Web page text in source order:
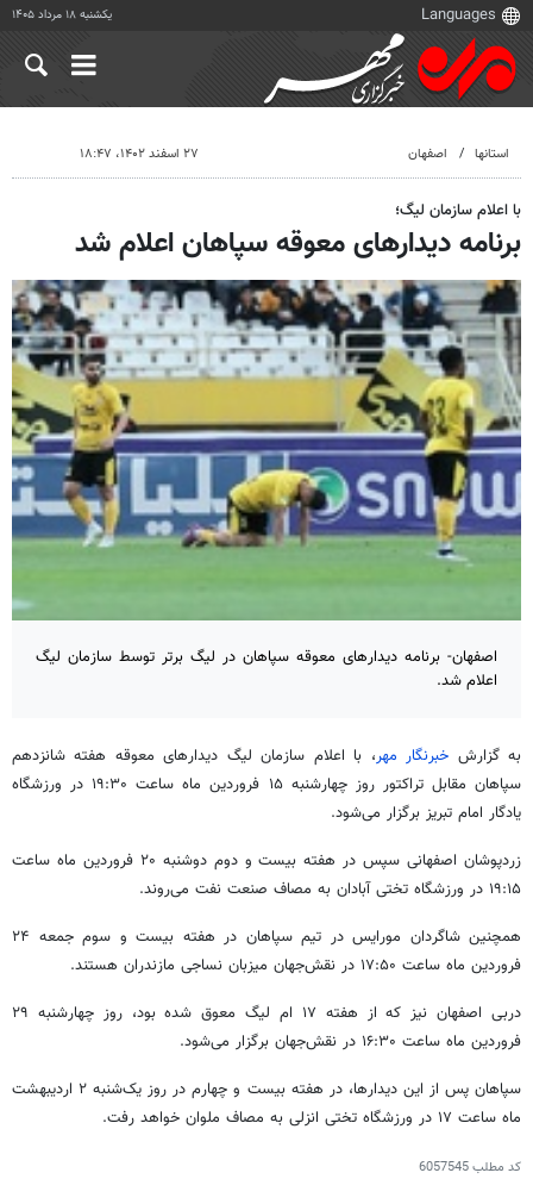
یکشنبه ۱۸ مرداد ۱۴۰۵
استانها اصفهان ۲۷ اسفند ۱۴۰۲، ۱۸:۴۷
با اعلام سازمان لیگ؛
برنامه دیدارهای معوقه سپاهان اعلام شد
اصفهان- برنامه دیدارهای معوقه سپاهان در لیگ برتر توسط سازمان لیگ
اعلام شد.
به گزارش خبرنگار مهر، با اعلام سازمان لیگ دیدارهای معوقه هفته شانزدهم
سپاهان مقابل تراکتور روز چهارشنبه ۱۵ فروردین ماه ساعت ۱۹:۳۰ در ورزشگاه
یادگار امام تبریز برگزار می‌شود.
زردپوشان اصفهانی سپس در هفته بیست و دوم دوشنبه ۲۰ فروردین ماه ساعت
۱۹:۱۵ در ورزشگاه تختی آبادان به مصاف صنعت نفت می‌روند.
همچنین شاگردان مورایس
در تیم سپاهان در هفته بیست و سوم جمعه ۲۴
فروردین ماه ساعت ۱۷:۵۰ در نقش‌جهان میزبان نساجی مازندران هستند.
دربی اصفهان نیز که از هفته ۱۷
ام
لیگ معوق شده بود، روز چهارشنبه ۲۹
فروردین ماه ساعت ۱۶:۳۰ در نقش‌جهان برگزار می‌شود.
سپاهان پس از این دیدارها، در هفته بیست و چهارم در روز یک‌شنبه ۲ اردیبهشت
ماه ساعت ۱۷ در ورزشگاه تختی انزلی به مصاف ملوان خواهد رفت.
کد مطلب6057545